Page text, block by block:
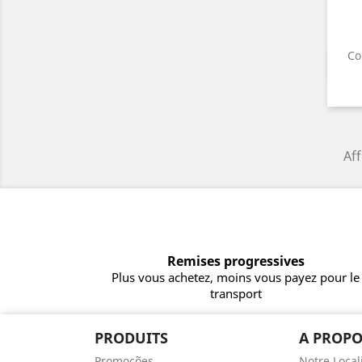
Remises progressives
Plus vous achetez, moins vous payez pour le
transport
PRODUITS A